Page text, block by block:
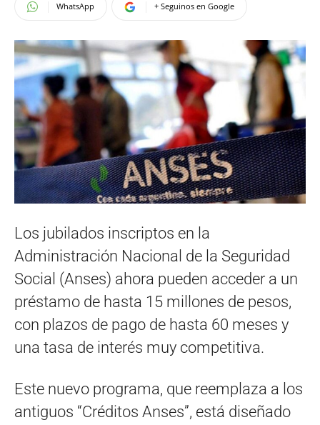
WhatsApp + Seguinos en Google
Los jubilados inscriptos en la
Administración Nacional de la Seguridad
Social (Anses) ahora pueden acceder a un
préstamo de hasta 15 millones de pesos,
con plazos de pago de hasta 60 meses y
una tasa de interés muy competitiva.
Este nuevo programa, que reemplaza a los
antiguos “Créditos Anses”, está diseñado